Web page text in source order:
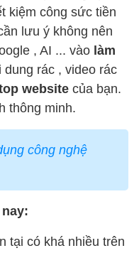
kiệm công sức tiền
lưu ý không nên
, AI ... vào làm
rác , video rác
website của bạn.
thông minh.
công nghệ
tại có khá nhiều trên